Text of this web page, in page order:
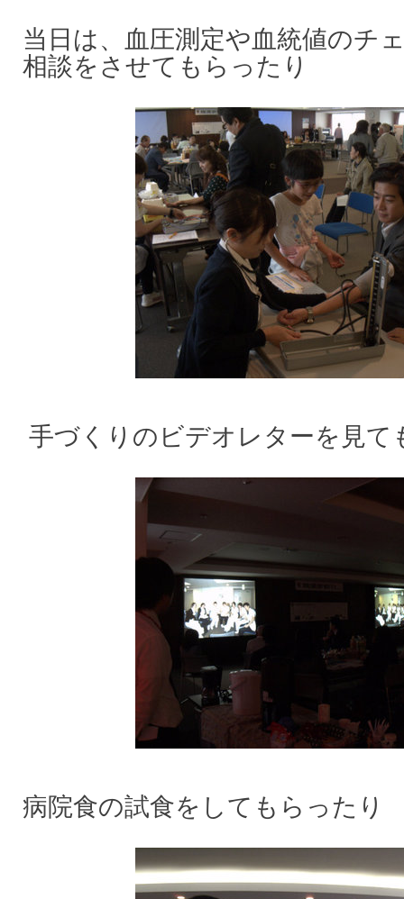
当日は、血圧測定や血統値のチ
相談をさせてもらったり
手づくりのビデオレターを見て
病院食の試食をしてもらったり